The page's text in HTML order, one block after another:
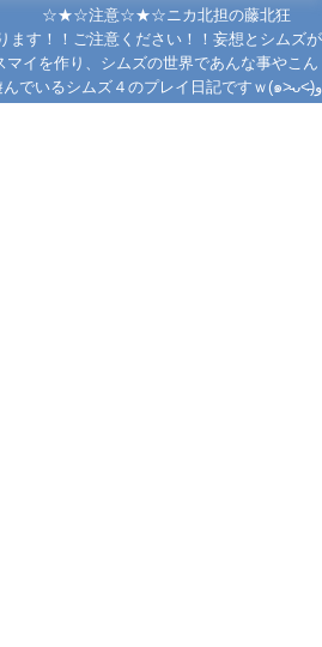
☆★☆注意☆★☆ニカ北担の藤北狂
イを作り、シムズの世界であんな事やこん
な事させてニヤニヤしながら遊んでいるシムズ４のプレイ日記ですｗ(๑˃̵ᴗ˂̵)و